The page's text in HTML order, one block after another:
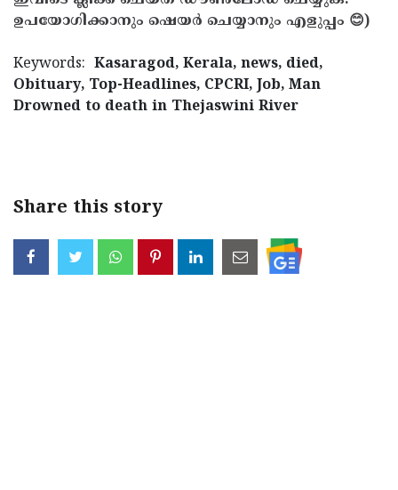
ഉപയോഗിക്കാനും ഷെയർ ചെയ്യാനും എളുപ്പം 😊)
Keywords: Kasaragod, Kerala, news, died,
Obituary, Top-Headlines, CPCRI, Job, Man
Drowned to death in Thejaswini River
Share this story